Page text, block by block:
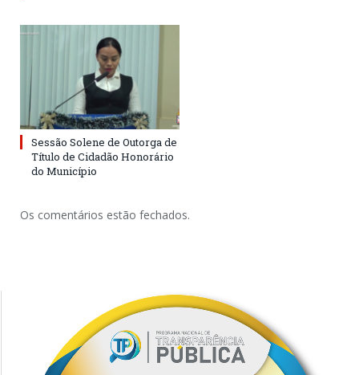
Sessão Solene de Outorga de
Título de Cidadão Honorário
do Município
Os comentários estão fechados.